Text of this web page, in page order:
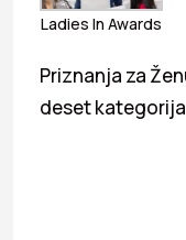
Ladies In Awards
Priznanja za
deset